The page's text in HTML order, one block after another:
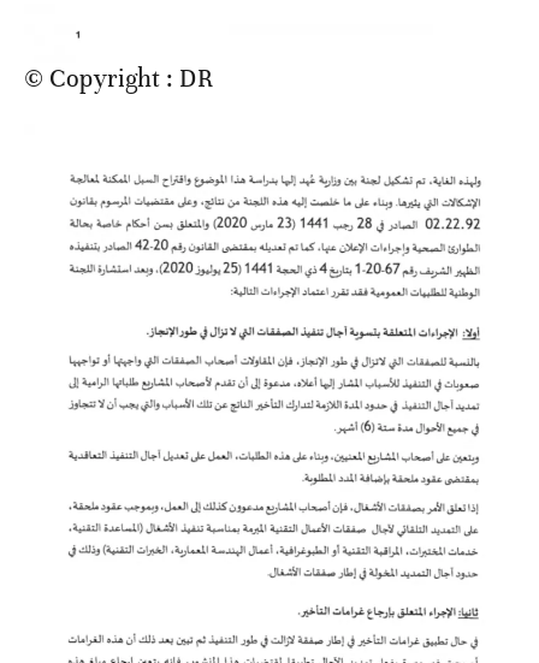
© Copyright : DR